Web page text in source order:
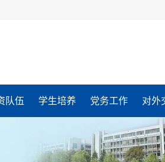
队伍 学生培养 党务工作 对外